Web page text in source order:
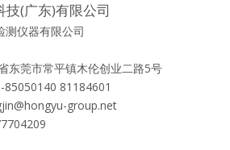
技(广东)有限公司
测仪器有限公司
东莞市常平镇木伦创业二路5号
85050140 81184601
group.net